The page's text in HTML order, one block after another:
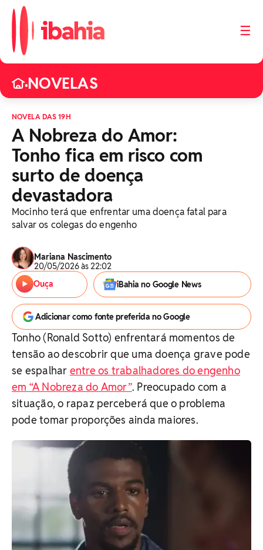
☰
•NOVELAS
NOVELA DAS 19H
A Nobreza do Amor:
Tonho fica em risco com
surto de doença
devastadora
Mocinho terá que enfrentar uma doença fatal para
salvar os colegas do engenho
Mariana Nascimento
20/05/2026 às 22:02
Ouça
iBahia no Google News
Adicionar como fonte preferida no Google
Tonho (Ronald Sotto) enfrentará momentos de
tensão ao descobrir que uma doença grave pode
se espalhar entre os trabalhadores do engenho
em “A Nobreza do Amor”. Preocupado com a
situação, o rapaz perceberá que o problema
pode tomar proporções ainda maiores.